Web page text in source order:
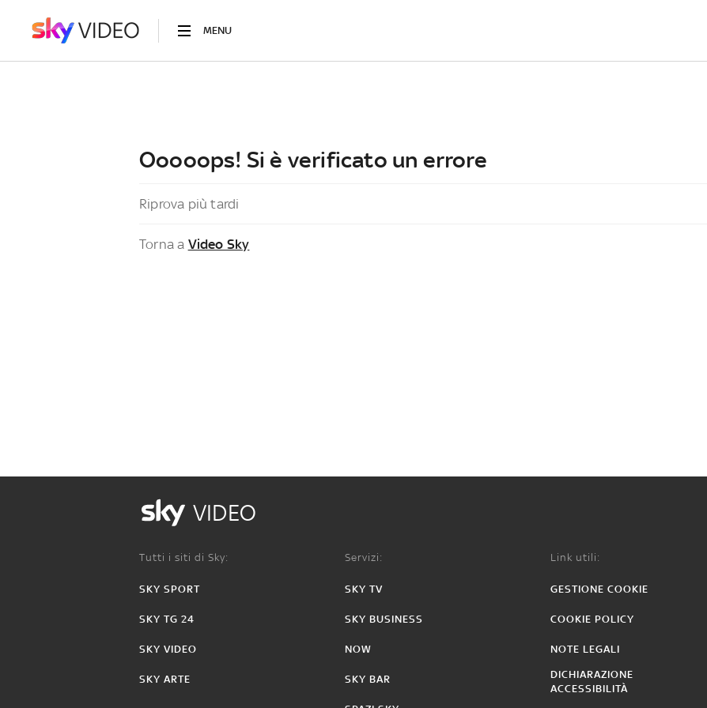
MENU
Ooooops! Si è verificato un errore
Riprova più tardi
Torna a Video Sky
VIDEO
Tutti i siti di Sky:
SKY SPORT
SKY TG 24
SKY VIDEO
SKY ARTE
Servizi:
SKY TV
SKY BUSINESS
NOW
SKY BAR
Link utili:
GESTIONE COOKIE
COOKIE POLICY
NOTE LEGALI
DICHIARAZIONE
ACCESSIBILITÀ